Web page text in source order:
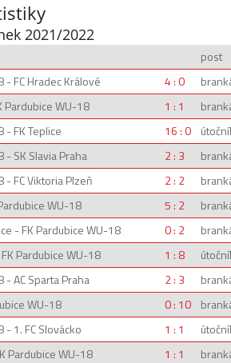
2021/2022
post
- FC Hradec Králové
4 : 0
Pardubice WU-18
1 : 1
- FK Teplice
16 : 0
- SK Slavia Praha
2 : 3
- FC Viktoria Plzeň
2 : 2
WU-18
5 : 2
- FK Pardubice WU-18
0 : 2
Pardubice WU-18
1 : 8
- AC Sparta Praha
2 : 3
WU-18
0 : 10
- 1. FC Slovácko
1 : 1
Pardubice WU-18
1 : 1